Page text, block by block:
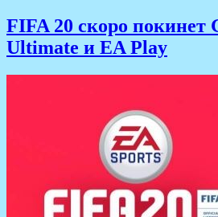
FIFA 20 скоро покинет
Ultimate и EA Play